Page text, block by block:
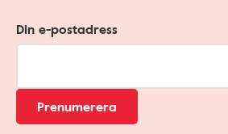
Din e-postadress
Prenumerera